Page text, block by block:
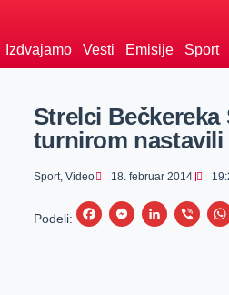
Izdvajamo Vesti Emisije Sport
Strelci Bečkereka
turnirom nastavili
Sport, Video 18. februar 2014.
Podeli:
F
M
L
V